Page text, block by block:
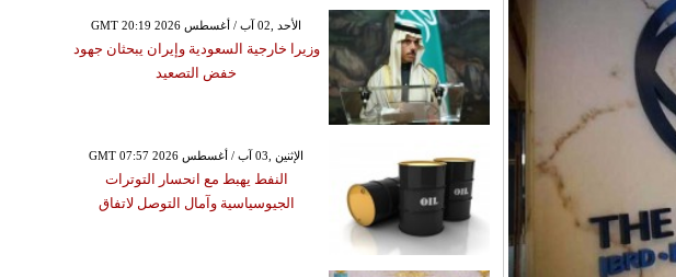
GMT 20:19 2026 الأحد ,02 آب / أغسطس
وزيرا خارجية السعودية وإيران يبحثان جهود
خفض التصعيد
GMT 07:57 2026 الإثنين ,03 آب / أغسطس
النفط يهبط مع انحسار التوترات
الجيوسياسية وآمال التوصل لاتفاق